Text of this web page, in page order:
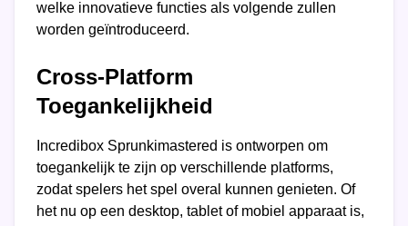
welke innovatieve functies als volgende zullen
worden geïntroduceerd.
Cross-Platform
Toegankelijkheid
Incredibox Sprunkimastered is ontworpen om
toegankelijk te zijn op verschillende platforms,
zodat spelers het spel overal kunnen genieten. Of
het nu op een desktop, tablet of mobiel apparaat is,